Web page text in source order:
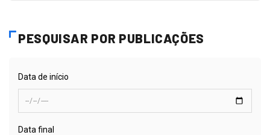
PESQUISAR POR PUBLICAÇÕES
Data de início
Data final